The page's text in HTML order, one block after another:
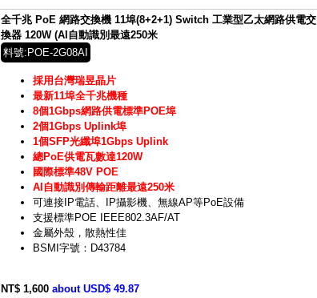
全千兆 PoE 網路交換機 11埠(8+2+1) Switch 工業型乙太網路供電交
換器 120W (AI自動識別最遠250米
料號:POE-2G08AI
採用台灣瑞昱晶片
最新11埠全千兆機種
8個1Gbps網路供電標準POE埠
2個1Gbps Uplink埠
1個SFP光纖埠1Gbps Uplink
總PoE供電瓦數達120W
國際標準48V POE
AI自動識別傳輸距離最遠250米
可連接IP電話、IP攝影機、無線AP等PoE設備
支援標準POE IEEE802.3AF/AT
金屬外殼，散熱性佳
BSMI字號：D43784
NT$ 1,600 about USD$ 49.87